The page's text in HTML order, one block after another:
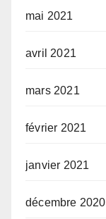
mai 2021
avril 2021
mars 2021
février 2021
janvier 2021
décembre 2020